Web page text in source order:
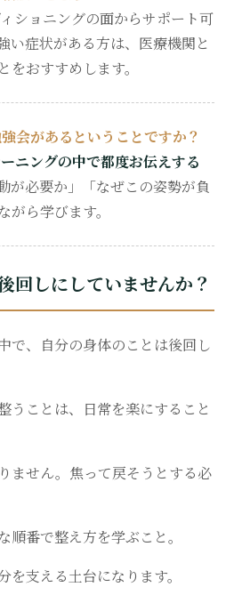
ショニングの面からサポート可
い症状がある方は、医療機関と
おすすめします。
会があるということですか？
ニングの中で都度お伝えする
が必要か」「なぜこの姿勢が負
ら学びます。
回しにしていませんか？
で、自分の身体のことは後回し
うことは、日常を楽にすること
ません。焦って戻そうとする必
順番で整え方を学ぶこと。
支える土台になります。